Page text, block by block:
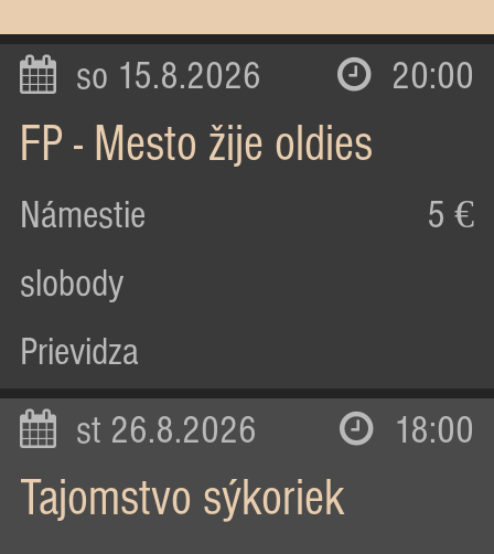
so 15.8.2026 20:00
FP - Mesto žije oldies
Námestie
slobody
Prievidza
5 €
st 26.8.2026 18:00
Tajomstvo sýkoriek